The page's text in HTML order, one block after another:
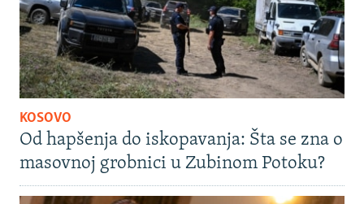
KOSOVO
Od hapšenja do iskopavanja: Šta se zna o
masovnoj grobnici u Zubinom Potoku?